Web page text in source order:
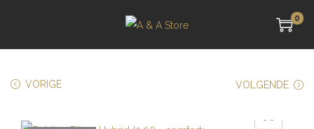
0
VORIGE VOLGENDE